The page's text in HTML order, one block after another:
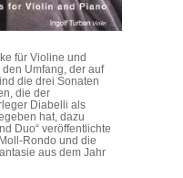
für Violine und
Umfang, der auf
die drei Sonaten
die der
Diabelli als
hat, dazu
Duo“ veröffentlichte
Rondo und die
aus dem Jahr